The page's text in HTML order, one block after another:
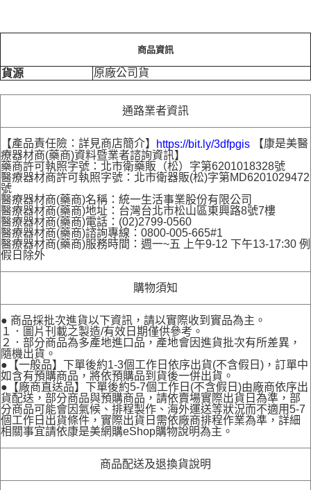
商品資訊
貨源 原廠公司貨
通路業者資訊
【產品責任險：詳見商店簡介】 https://bit.ly/3dfpgis 【康是美醫
療器材商(藥商)資料暨業者諮詢資訊】
藥商許可執照字號：北市衛藥販（松）字第6201018328號
醫療器材商許可執照字號：北市衛器販(松)字第MD6201029472
號
醫療器材商(藥商)名稱：統一生活事業股份有限公司
醫療器材商(藥商)地址：台灣台北市松山區東興路8號7樓
醫療器材商(藥商)電話：(02)2799-0560
醫療器材商(藥商)諮詢專線：0800-005-665#1
醫療器材商(藥商)服務時間：週一~五 上午9-12 下午13-17:30 例
假日除外
購物須知
● 商品採批次進貨以下資訊，請以實際收到實品為主。
１．圖片刊載之製造/有效日期僅供參考。
２．部分商品為多產地進口品，產地會因進貨批次有所差異，
隨機出貨。
●【一般品】下單後約1-3個工作日依序出貨(不含假日)，訂單中
如含有預購商品，將依預購品到貨後一併出貨。
●【廠商直送品】下單後約5-7個工作日(不含假日)由廠商依序出
貨配送，部分商品與預購商品，請依賣場實際出貨日為準，部
分商品可能會因氣候、排程製作、海外運送等狀況而不適用5-7
個工作日出貨條件，實際出貨日需依廠商排程作業為準，詳細
相關事宜請依康是美網購eShop購物說明為主。
商品配送及退換貨說明